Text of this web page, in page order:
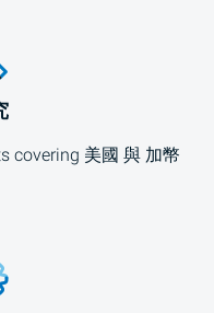
covering 美國 與加幣